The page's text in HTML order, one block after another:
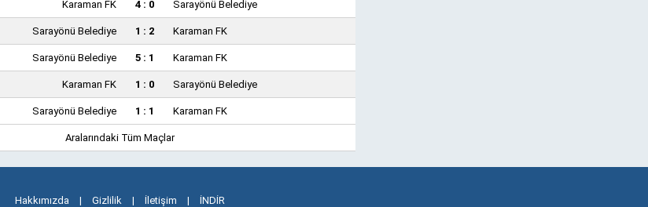
Karaman FK 4 : 0 Sarayönü Belediye
Sarayönü Belediye 1 : 2 Karaman FK
Sarayönü Belediye 5 : 1 Karaman FK
Karaman FK 1 : 0 Sarayönü Belediye
Sarayönü Belediye 1 : 1 Karaman FK
Aralarındaki Tüm Maçlar
Hakkımızda | Gizlilik | İletişim | İNDİR